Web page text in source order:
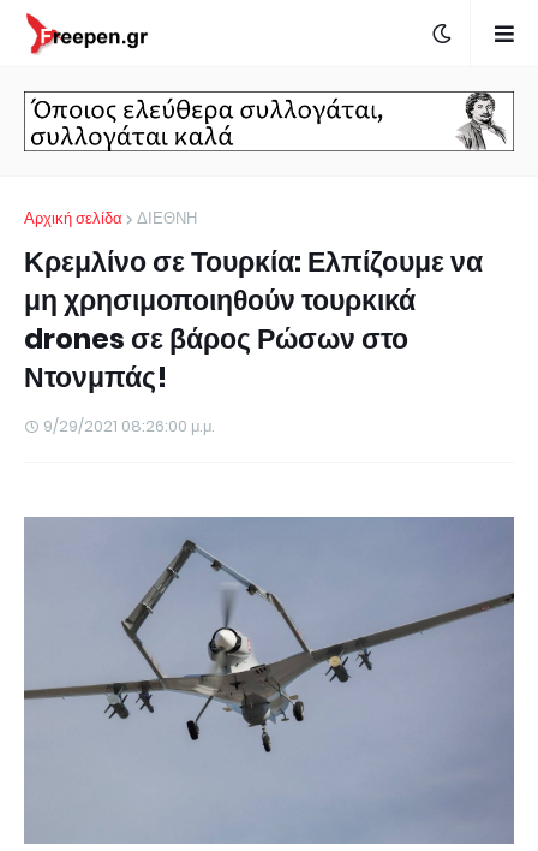
Αρχική σελίδα ΔΙΕΘΝΗ
Κρεμλίνο σε Τουρκία: Ελπίζουμε να
μη χρησιμοποιηθούν τουρκικά
drones σε βάρος Ρώσων στο
Ντονμπάς!
9/29/2021 08:26:00 μ.μ.